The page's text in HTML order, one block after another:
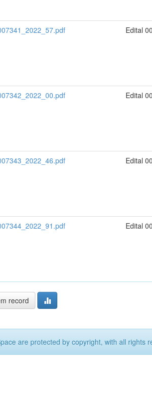
Edital
Edital
Edital
Edital
record
are protected by copyright, with all rights